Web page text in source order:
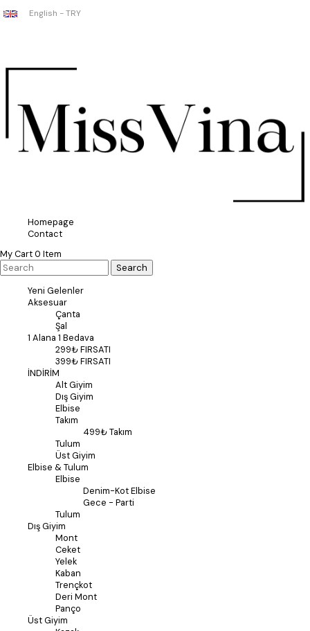
English - TRY
Homepage
Contact
My Cart0 Item
Yeni Gelenler
Aksesuar
Çanta
Şal
1 Alana 1 Bedava
299₺ FIRSATI
399₺ FIRSATI
İNDİRİM
Alt Giyim
Dış Giyim
Elbise
Takım
499₺ Takım
Tulum
Üst Giyim
Elbise & Tulum
Elbise
Denim-Kot Elbise
Gece - Parti
Tulum
Dış Giyim
Mont
Ceket
Yelek
Kaban
Trençkot
Deri Mont
Panço
Üst Giyim